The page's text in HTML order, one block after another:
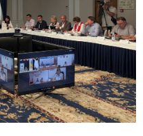
Ростовской
области